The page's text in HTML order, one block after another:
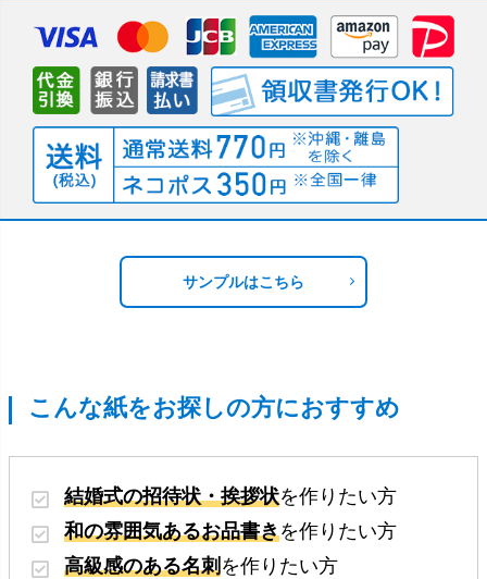
サンプルはこちら
こんな紙をお探しの方におすすめ
結婚式の招待状・挨拶状を作りたい方
和の雰囲気あるお品書きを作りたい方
高級感のある名刺を作りたい方